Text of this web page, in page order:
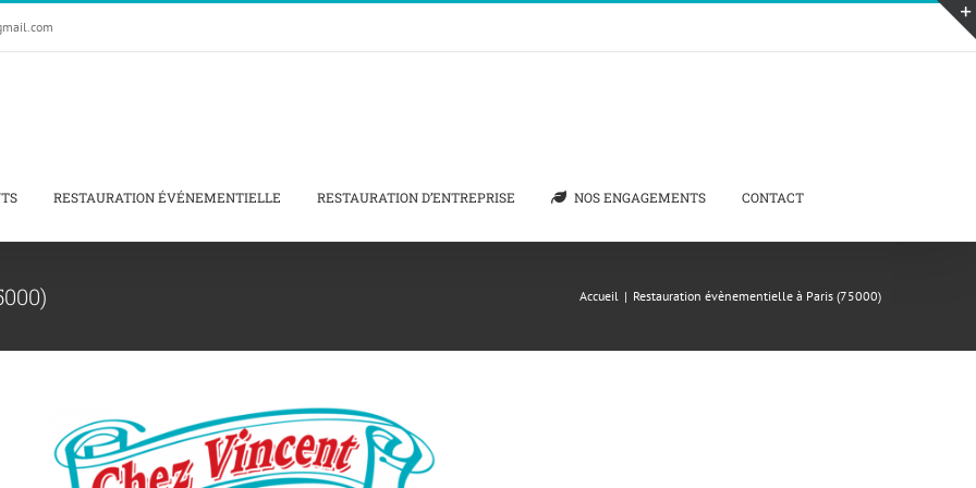
RESTAURATION ÉVÉNEMENTIELLE RESTAURATION D’ENTREPRISE NOS ENGAGEMENTS CONTACT
Accueil | Restauration évènementielle à Paris (75000)